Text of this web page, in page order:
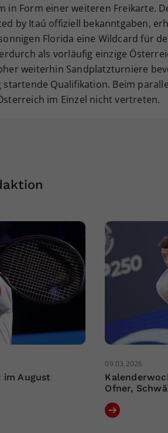
in Form einer weiteren Freikarte.
by Itaú offiziell bekanntgaben,
Florida eine Wildcard für
als vorläufig einzige
weiterhin Sandplatzturniere
Qualifikation. Beim
im Einzel nicht vertreten.
im August
09.03.2026
Ofner,